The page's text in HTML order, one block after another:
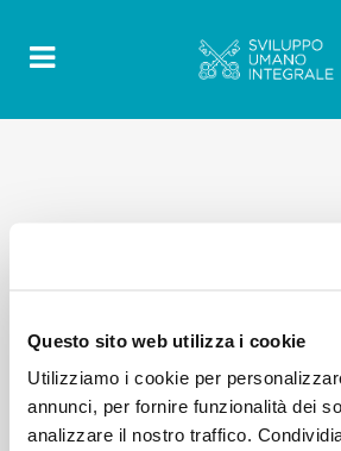
Questo sito web utilizza i cookie
Utilizziamo i cookie per
annunci, per fornire funzionalità dei
analizzare il nostro traffico.